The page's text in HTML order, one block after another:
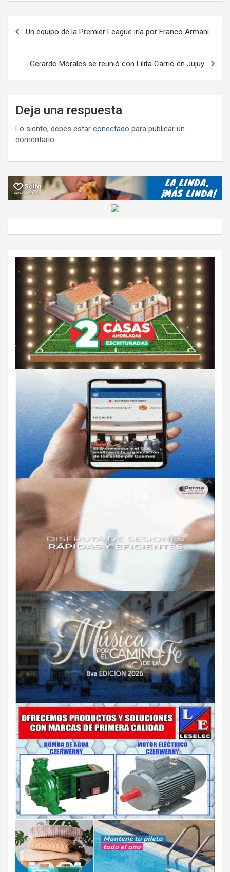
k
p
ail
tir
entradas
Un equipo de la Premier League iría por Franco Armani
Gerardo Morales se reunió con Lilita Carrió en Jujuy
Deja una respuesta
Lo siento, debes estar conectado para publicar un
comentario.